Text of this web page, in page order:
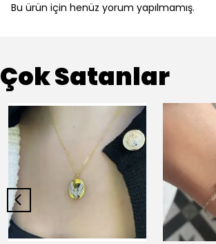
Bu ürün için henüz yorum yapılmamış.
Çok Satanlar